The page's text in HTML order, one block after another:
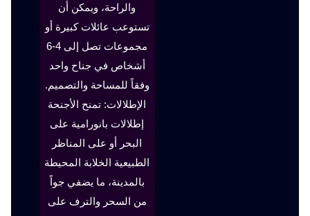
والراحة، ويمكن أن
تستوعب عائلات كبيرة أو
مجموعات تصل إلى 4-6
أشخاص في جناح واحد
وفقاً للمساحة والتصميم.
الإطلالات: تمنح الأجنحة
إطلالات بانورامية على
البحر أو على المناظر
الطبيعية الخلابة المحيطة
بالمدينة، ما يضفي جواً
من السحر والترف على